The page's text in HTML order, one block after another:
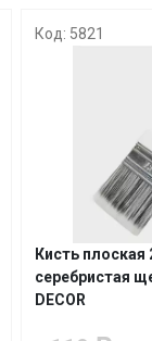
Код: 5821
Кисть
серебристая
DECОR